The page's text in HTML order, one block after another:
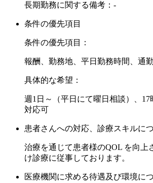
長期勤務に関する備考：-
条件の優先項目
条件の優先項目：
報酬、勤務地、平日勤務時間、通
具体的な希望：
週1日～（平日にて曜日相談）、17
対応可
患者さんへの対応、診療スキルに
治療を通じて患者様のQOL を向上
け診療に従事しております。
医療機関に求める待遇及び環境に